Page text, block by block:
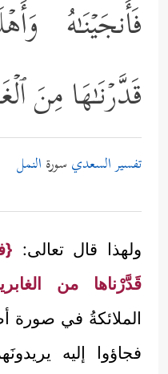
فَأَنجَیۡنَـٰهُ
قَدَّرۡنَـٰهَا مِنَ
تفسير السعدي سورة النمل
ولهذا قال تعالى:
قَدَّرْناها من
الملائكةُ في صورة
فجاؤوا إليه